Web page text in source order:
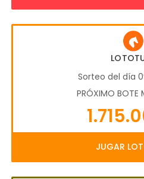
Sorteo del día
PRÓXIMO BOTE
JUGAR